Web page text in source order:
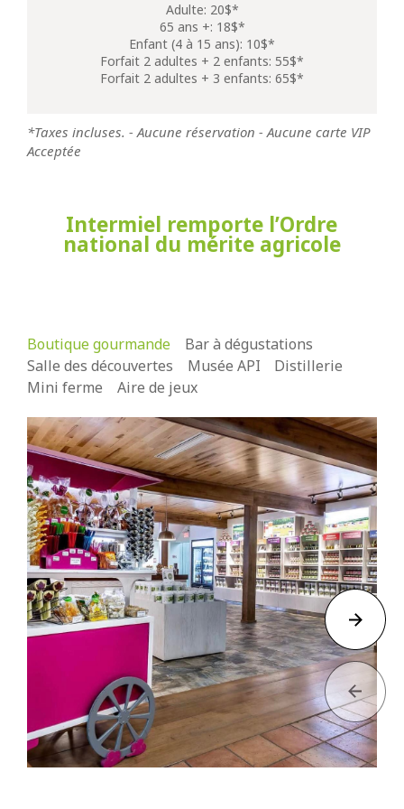
Adulte: 20$*
65 ans +: 18$*
Enfant (4 à 15 ans): 10$*
Forfait 2 adultes + 2 enfants: 55$*
Forfait 2 adultes + 3 enfants: 65$*
*Taxes incluses. - Aucune réservation - Aucune carte VIP
Acceptée
Intermiel remporte l’Ordre
national du mérite agricole
Boutique gourmande
Bar à dégustations
Salle des découvertes
Musée API
Distillerie
Mini ferme
Aire de jeux